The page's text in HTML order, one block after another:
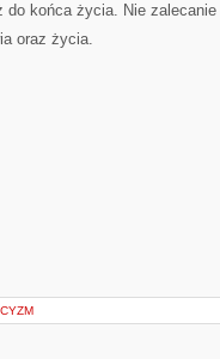
końca życia. Nie
oraz życia.